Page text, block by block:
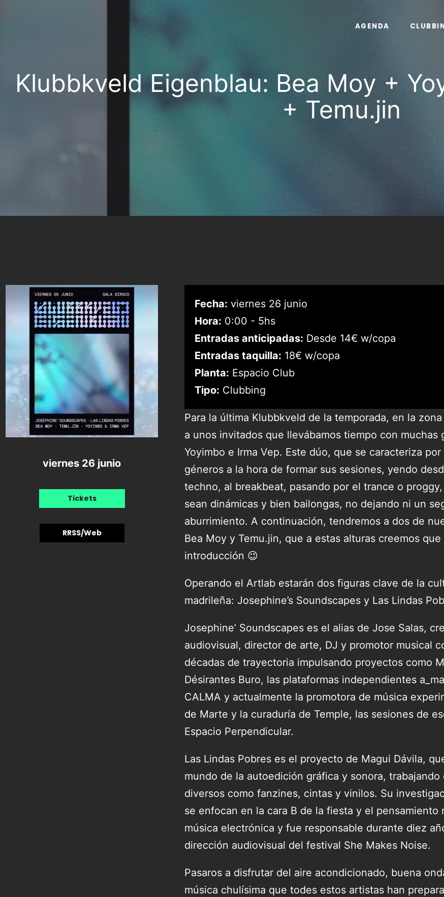
AGENDA
Klubbkveld Eigenblau: Bea Moy +
+ Temu.jin
viernes 26 junio
Tickets
RRSS/Web
Fecha: viernes 26 junio
Hora: 0:00 - 5hs
Entradas anticipadas: Desde 14€ w/copa
Entradas taquilla: 18€ w/copa
Planta: Espacio Club
Tipo: Clubbing
Para la última Klubbkveld de la temporada, en la
a unos invitados que llevábamos tiempo con muchas
Yoyimbo e Irma Vep. Este dúo, que se caracteriza
géneros a la hora de formar sus sesiones, yendo
techno, al breakbeat, pasando por el trance o
sean dinámicas y bien bailongas, no dejando ni un
aburrimiento. A continuación, tendremos a dos de
Bea Moy y Temu.jin, que a estas alturas creemos
introducción 😉
Operando el Artlab estarán dos figuras clave de la
madrileña: Josephine’s Soundscapes y Las Lindas
Josephine’ Soundscapes es el alias de Jose Salas,
audiovisual, director de arte, DJ y promotor musical
décadas de trayectoria impulsando proyectos como
Désirantes Buro, las plataformas independientes
CALMA y actualmente la promotora de música
de Marte y la curaduría de Temple, las sesiones de
Espacio Perpendicular.
Las Lindas Pobres es el proyecto de Magui Dávila,
mundo de la autoedición gráfica y sonora, trabajando
diversos como fanzines, cintas y vinilos. Su
se enfocan en la cara B de la fiesta y el pensamiento
música electrónica y fue responsable durante diez
dirección audiovisual del festival She Makes Noise.
Pasaros a disfrutar del aire acondicionado, buena
música chulísima que todes estos artistas han